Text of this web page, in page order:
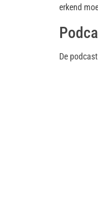
erkend
De